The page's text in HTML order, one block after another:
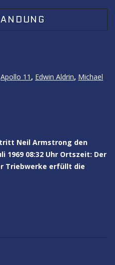
Apollo 11, Edwin Aldrin, Michael
Neil Armstrong den
1969 08:32 Uhr Ortszeit: Der
Triebwerke erfüllt die